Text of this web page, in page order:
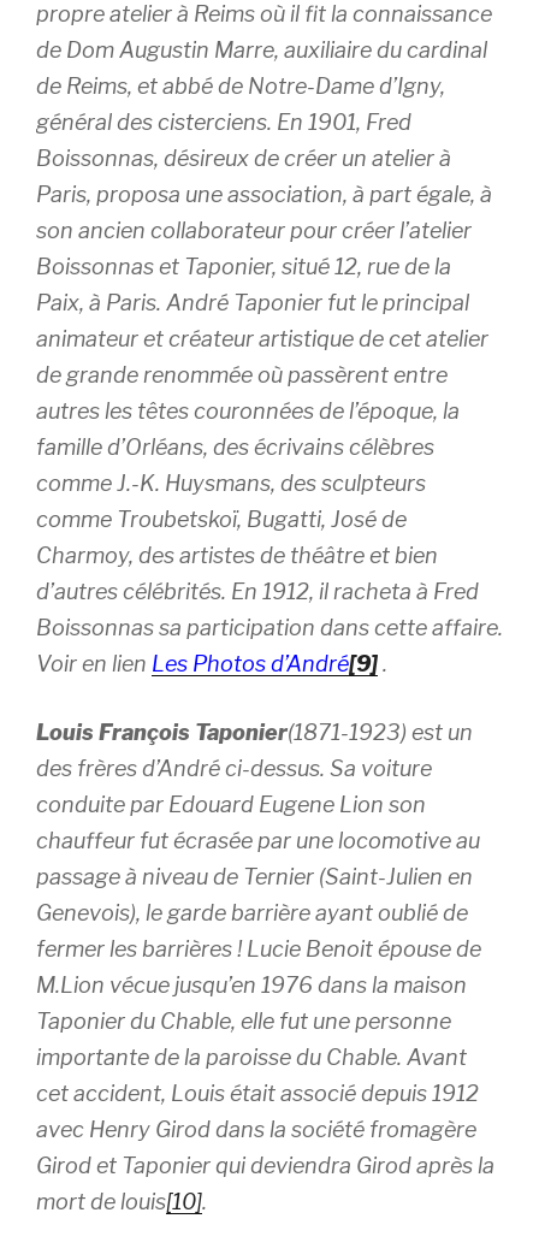
propre atelier à Reims où il fit la connaissance
de Dom Augustin Marre, auxiliaire du cardinal
de Reims, et abbé de Notre-Dame d’Igny,
général des cisterciens. En 1901, Fred
Boissonnas, désireux de créer un atelier à
Paris, proposa une association, à part égale, à
son ancien collaborateur pour créer l’atelier
Boissonnas et Taponier, situé 12, rue de la
Paix, à Paris. André Taponier fut le principal
animateur et créateur artistique de cet atelier
de grande renommée où passèrent entre
autres les têtes couronnées de l’époque, la
famille d’Orléans, des écrivains célèbres
comme J.-K. Huysmans, des sculpteurs
comme Troubetskoï, Bugatti, José de
Charmoy, des artistes de théâtre et bien
d’autres célébrités. En 1912, il racheta à Fred
Boissonnas sa participation dans cette affaire.
Voir en lien Les Photos d’André[9].
Louis François Taponier(1871-1923) est un
des frères d’André ci-dessus. Sa voiture
conduite par Edouard Eugene Lion son
chauffeur fut écrasée par une locomotive au
passage à niveau de Ternier (Saint-Julien en
Genevois), le garde barrière ayant oublié de
fermer les barrières ! Lucie Benoit épouse de
M.Lion vécue jusqu’en 1976 dans la maison
Taponier du Chable, elle fut une personne
importante de la paroisse du Chable. Avant
cet accident, Louis était associé depuis 1912
avec Henry Girod dans la société fromagère
Girod et Taponier qui deviendra Girod après la
mort de louis[10].